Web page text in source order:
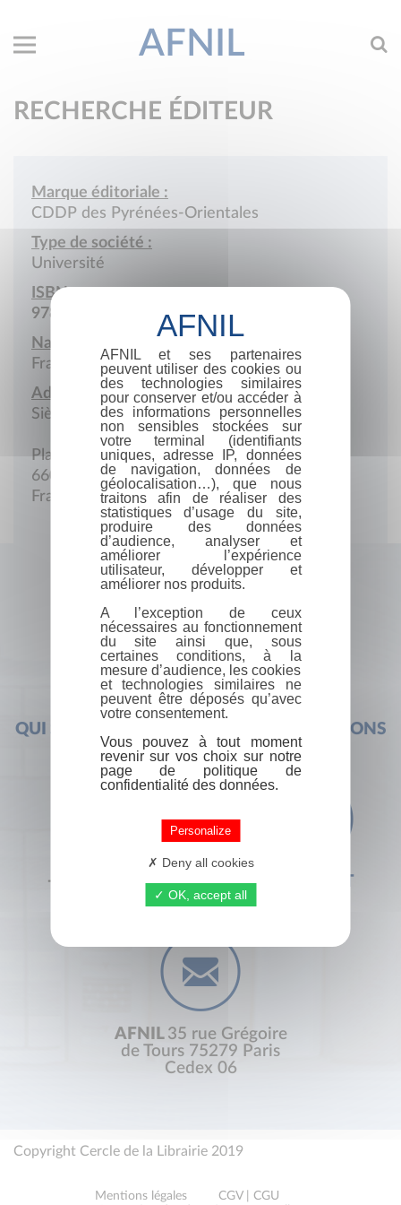
AFNIL
RECHERCHE ÉDITEUR
Marque éditoriale :
CDDP des Pyrénées-Orientales
Type de société :
Université
ISBN :
978-2-903761
Nationalité :
France
Adresse :
Siège social
Place Jean-Moulin
66000 Perpignan
France
QUI SOMMES-NOUS ? FOIRE AUX QUESTIONS
+33 (0) 1 44 41 29 19 CONTACT
AFNIL 35 rue Grégoire
de Tours 75279 Paris
Cedex 06
Copyright Cercle de la Librairie 2019
Mentions légales
CGV | CGU
AFNIL et ses partenaires
peuvent utiliser des cookies ou
des technologies similaires
pour conserver et/ou accéder à
des informations personnelles
non sensibles stockées sur
votre terminal (identifiants
uniques, adresse IP, données
de navigation, données de
géolocalisation…), que nous
traitons afin de réaliser des
statistiques d’usage du site,
produire des données
d’audience, analyser et
améliorer l’expérience
utilisateur, développer et
améliorer nos produits.
A l’exception de ceux
nécessaires au fonctionnement
du site ainsi que, sous
certaines conditions, à la
mesure d’audience, les cookies
et technologies similaires ne
peuvent être déposés qu’avec
votre consentement.
Vous pouvez à tout moment
revenir sur vos choix sur notre
page de politique de
confidentialité des données.
Personalize
Deny all cookies
OK, accept all